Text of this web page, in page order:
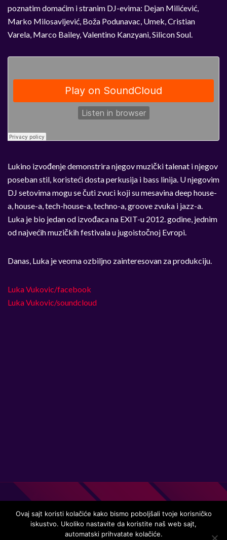
poznatim domaćim i stranim DJ-evima: Dejan Milićević,
Marko Milosavljević, Boža Podunavac, Umek, Cristian
Varela, Marco Bailey, Valentino Kanzyani, Silicon Soul.
Lukino izvođenje demonstrira njegov muzički talenat i njegov
poseban stil, koristeći dosta perkusija i bass linija. U njegovim
DJ setovima mogu se čuti zvuci koji su mesavina deep house-
a, house-a, tech-house-a, techno-a, groove zvuka i jazz-a.
Luka je bio jedan od izvođaca na EXIT-u 2012. godine, jednim
od najvećih muzičkih festivala u jugoistočnoj Evropi.
Danas, Luka je veoma ozbiljno zainteresovan za produkciju.
Luka Vukovic/facebook
Luka Vukovic/soundcloud
Handmade in Serbia 15 years ago, while listening to the great
Ovaj sajt koristi kolačiće kako bismo poboljšali tvoje korisničko
iskustvo. Ukoliko nastavite da koristite naš web sajt,
automatski prihvatate kolačiće.